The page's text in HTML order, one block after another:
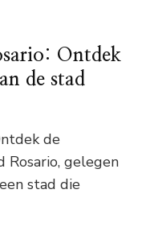
Ontdek
de stad
de
Rosario, gelegen
stad die